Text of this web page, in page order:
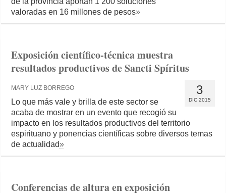
valoradas en 16 millones de pesos»
Exposición científico-técnica muestra
resultados productivos de Sancti Spíritus
3
DIC 2015
MARY LUZ BORREGO
Lo que más vale y brilla de este sector se
acaba de mostrar en un evento que recogió su
impacto en los resultados productivos del territorio
espirituano y ponencias científicas sobre diversos temas
de actualidad»
Conferencias de altura en exposición